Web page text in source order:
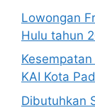
Lowongan
Hulu tahun
KAI Kota
Dibutuhkan